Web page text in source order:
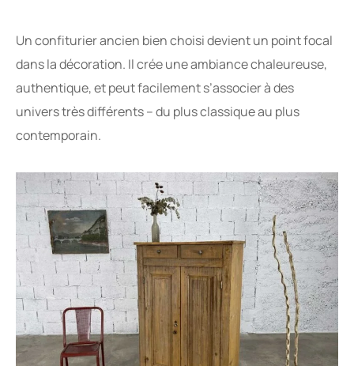
Un confiturier ancien bien choisi devient un point focal
dans la décoration. Il crée une ambiance chaleureuse,
authentique, et peut facilement s’associer à des
univers très différents – du plus classique au plus
contemporain.